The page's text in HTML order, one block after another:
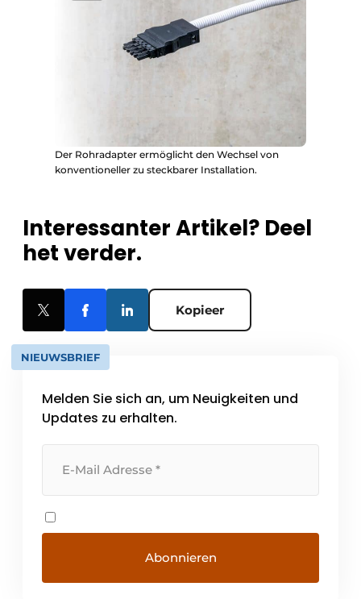
Der Rohradapter ermöglicht den Wechsel von
konventioneller zu steckbarer Installation.
Interessanter Artikel? Deel
het verder.
Kopieer
NIEUWSBRIEF
Melden Sie sich an, um Neuigkeiten und
Updates zu erhalten.